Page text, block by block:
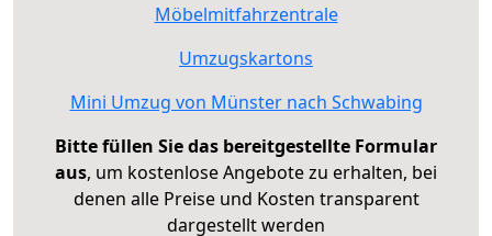
Möbelmitfahrzentrale
Umzugskartons
Mini Umzug von Münster nach Schwabing
Bitte füllen Sie das bereitgestellte Formular
aus, um kostenlose Angebote zu erhalten, bei
denen alle Preise und Kosten transparent
dargestellt werden